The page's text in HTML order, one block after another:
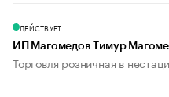
ДЕЙСТВУЕТ
ИП Магомедов Тимур
Торговля розничная в